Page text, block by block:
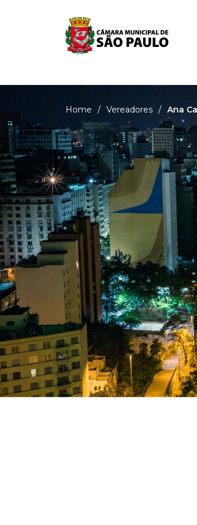
Ana Carolina
Home / Vereadores / Ana